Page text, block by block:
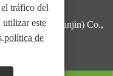
(Tianjin) Co.,
tráfico del
este
política de